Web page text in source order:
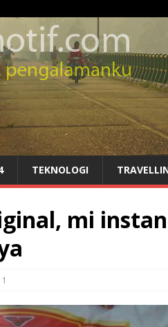
TEKNOLOGI
mi
1